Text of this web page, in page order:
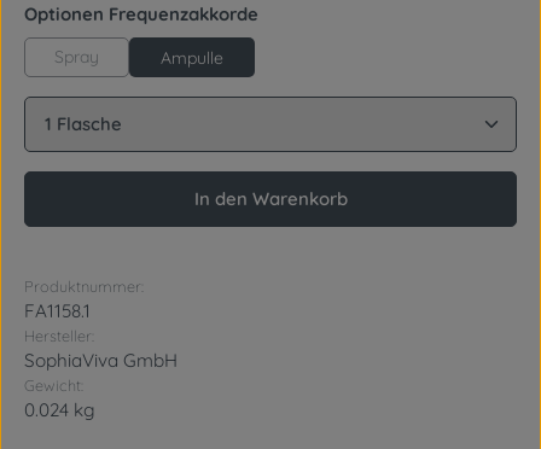
Optionen Frequenzakkorde
Spray Ampulle
Produkt Anzahl: Gib den gewünschten Wert ein
In den Warenkorb
Produktnummer:
FA1158.1
Hersteller:
SophiaViva GmbH
Gewicht:
0.024 kg